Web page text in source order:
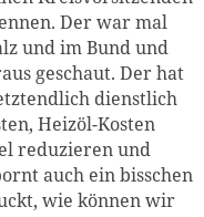
Der war mal
und im Bund und
geschaut. Der hat
dienstlich
Heizöl-Kosten
reduzieren und
auch ein bisschen
wie können wir